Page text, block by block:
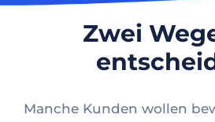
Zwei
Manche Kunden wollen